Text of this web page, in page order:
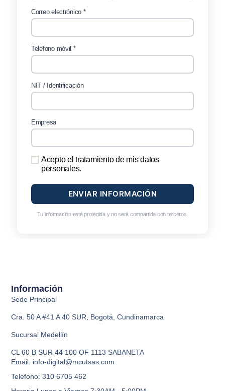
Correo electrónico *
Teléfono móvil *
NIT / Identificación
Empresa
Acepto el tratamiento de mis datos
personales.
ENVIAR INFORMACIÓN
Tu información está protegida y no será compartida con terceros.
Información
Sede Principal
Cra. 50 A #41 A 40 SUR, Bogotá, Cundinamarca
Sucursal Medellín
CL 60 B SUR 44 100 OF 1113 SABANETA
Email: info-digital@mcutsas.com
Telefono: 310 6705 462